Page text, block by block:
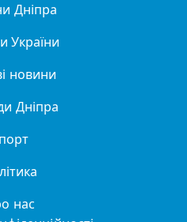
Дніпра
України
новини
Дніпра
нас